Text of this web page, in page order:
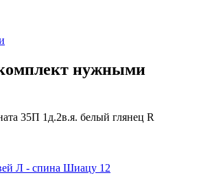
нужными
35П 1д.2в.я. белый глянец R
Л - спина Шиацу 12